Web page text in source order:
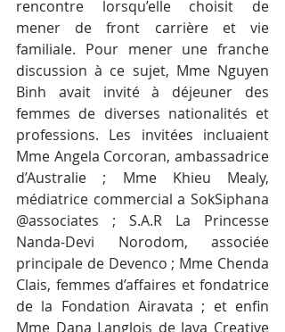
rencontre lorsqu’elle choisit de
mener de front carrière et vie
familiale. Pour mener une franche
discussion à ce sujet, Mme Nguyen
Binh avait invité à déjeuner des
femmes de diverses nationalités et
professions. Les invitées incluaient
Mme Angela Corcoran, ambassadrice
d’Australie ; Mme Khieu Mealy,
médiatrice commercial a SokSiphana
@associates ; S.A.R La Princesse
Nanda-Devi Norodom, associée
principale de Devenco ; Mme Chenda
Clais, femmes d’affaires et fondatrice
de la Fondation Airavata ; et enfin
Mme Dana Langlois de Java Creative